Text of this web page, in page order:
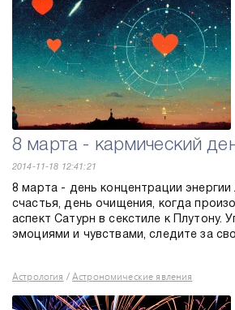
8 марта - кармический
2014-11-18 12:41:21
8 марта - день концентрации
счастья, день очищения, когда
аспект Сатурн в секстиле к Плутону.
эмоциями и чувствами, следите за
Астрология / Астрономические явления